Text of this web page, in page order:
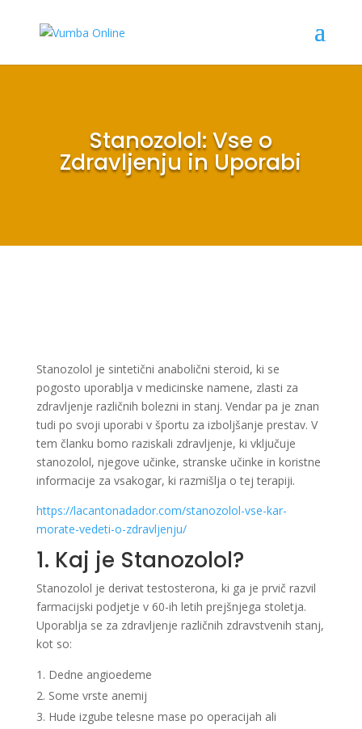
Stanozolol: Vse o
Zdravljenju in Uporabi
Stanozolol je sintetični anabolični steroid, ki se
pogosto uporablja v medicinske namene, zlasti za
zdravljenje različnih bolezni in stanj. Vendar pa je znan
tudi po svoji uporabi v športu za izboljšanje prestav. V
tem članku bomo raziskali zdravljenje, ki vključuje
stanozolol, njegove učinke, stranske učinke in koristne
informacije za vsakogar, ki razmišlja o tej terapiji.
https://lacantonadador.com/stanozolol-vse-kar-
morate-vedeti-o-zdravljenju/
1. Kaj je Stanozolol?
Stanozolol je derivat testosterona, ki ga je prvič razvil
farmacijski podjetje v 60-ih letih prejšnjega stoletja.
Uporablja se za zdravljenje različnih zdravstvenih stanj,
kot so:
Dedne angioedeme
Some vrste anemij
Hude izgube telesne mase po operacijah ali